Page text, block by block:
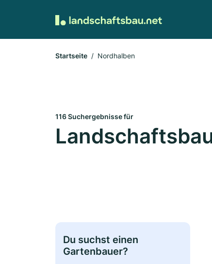
Startseite Nordhalben
116 Suchergebnisse für
Du suchst einen
Gartenbauer?